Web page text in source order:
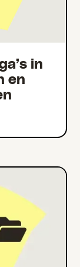
in
en